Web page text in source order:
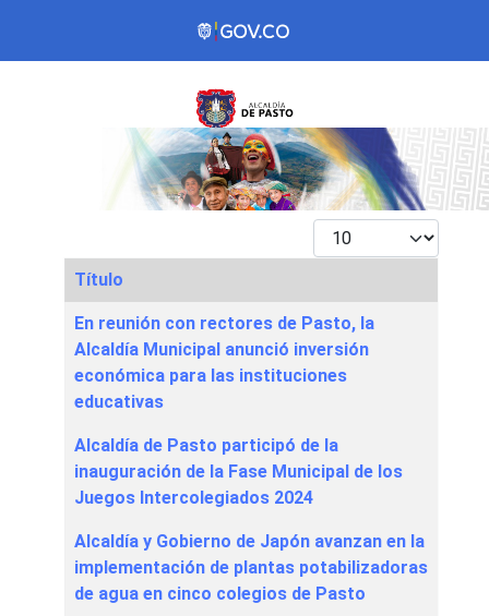
Mostrar #
Articles
Título
En reunión con rectores de Pasto, la
Alcaldía Municipal anunció inversión
económica para las instituciones
educativas
Alcaldía de Pasto participó de la
inauguración de la Fase Municipal de los
Juegos Intercolegiados 2024
Alcaldía y Gobierno de Japón avanzan en la
implementación de plantas potabilizadoras
de agua en cinco colegios de Pasto